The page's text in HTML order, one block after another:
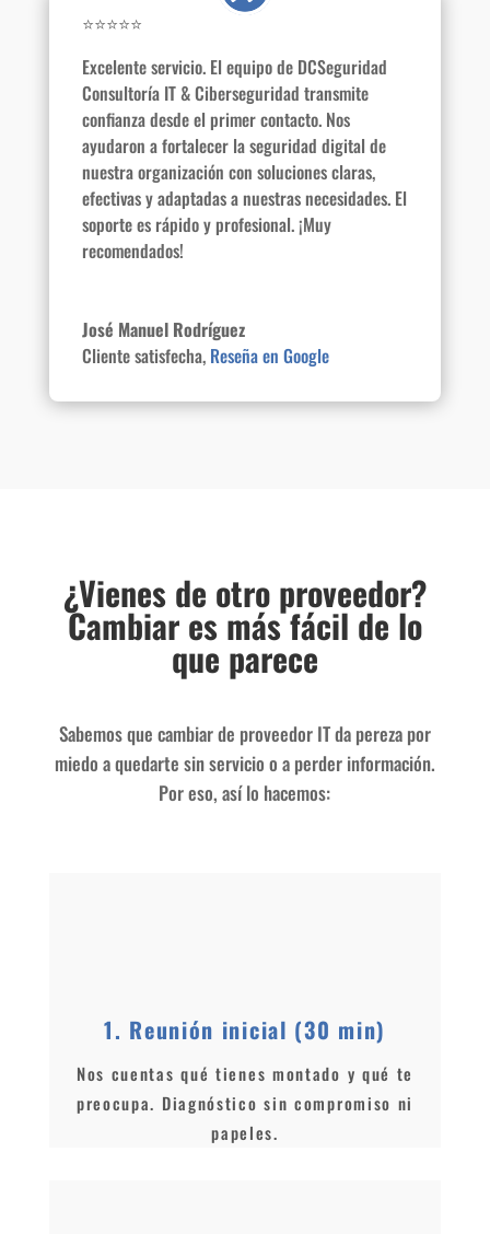
⭐⭐⭐⭐⭐
Excelente servicio. El equipo de DCSeguridad
Consultoría IT & Ciberseguridad transmite
confianza desde el primer contacto. Nos
ayudaron a fortalecer la seguridad digital de
nuestra organización con soluciones claras,
efectivas y adaptadas a nuestras necesidades. El
soporte es rápido y profesional. ¡Muy
recomendados!
José Manuel Rodríguez
Cliente satisfecha, Reseña en Google
¿Vienes de otro proveedor?
Cambiar es más fácil de lo
que parece
Sabemos que cambiar de proveedor IT da pereza por
miedo a quedarte sin servicio o a perder información.
Por eso, así lo hacemos:
1. Reunión inicial (30 min)
Nos cuentas qué tienes montado y qué te
preocupa. Diagnóstico sin compromiso ni
papeles.